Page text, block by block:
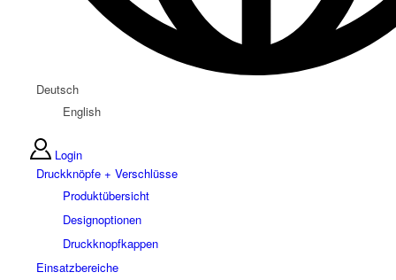
Deutsch
English
Login
Druckknöpfe + Verschlüsse
Produktübersicht
Designoptionen
Druckknopfkappen
Einsatzbereiche